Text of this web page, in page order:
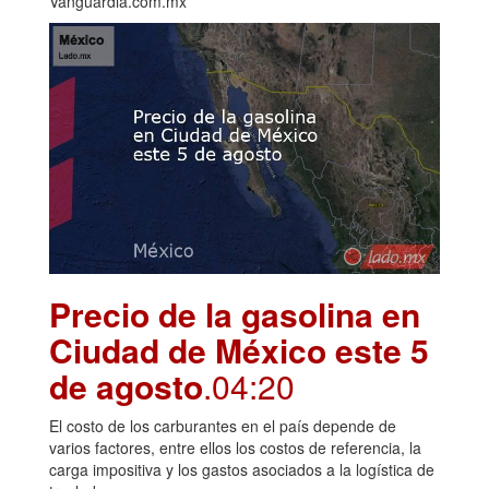
Precio de la gasolina en
Ciudad de México este 5
de agosto.04:20
El costo de los carburantes en el país depende de
varios factores, entre ellos los costos de referencia, la
carga impositiva y los gastos asociados a la logística de